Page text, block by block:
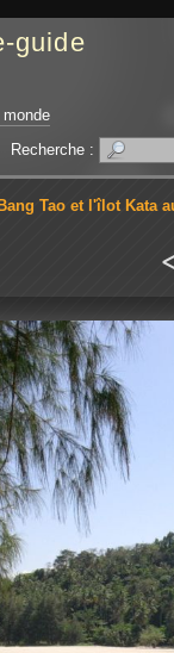
guide
Recherche :
Bang Tao et l'îlot Kata